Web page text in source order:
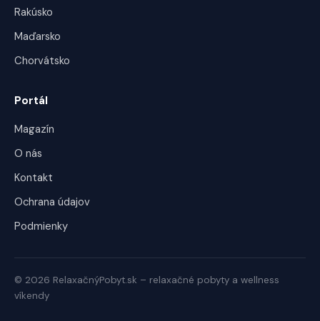
Rakúsko
Maďarsko
Chorvátsko
Portál
Magazín
O nás
Kontakt
Ochrana údajov
Podmienky
© 2026 RelaxačnýPobyt.sk – relaxačné pobyty a wellness
víkendy